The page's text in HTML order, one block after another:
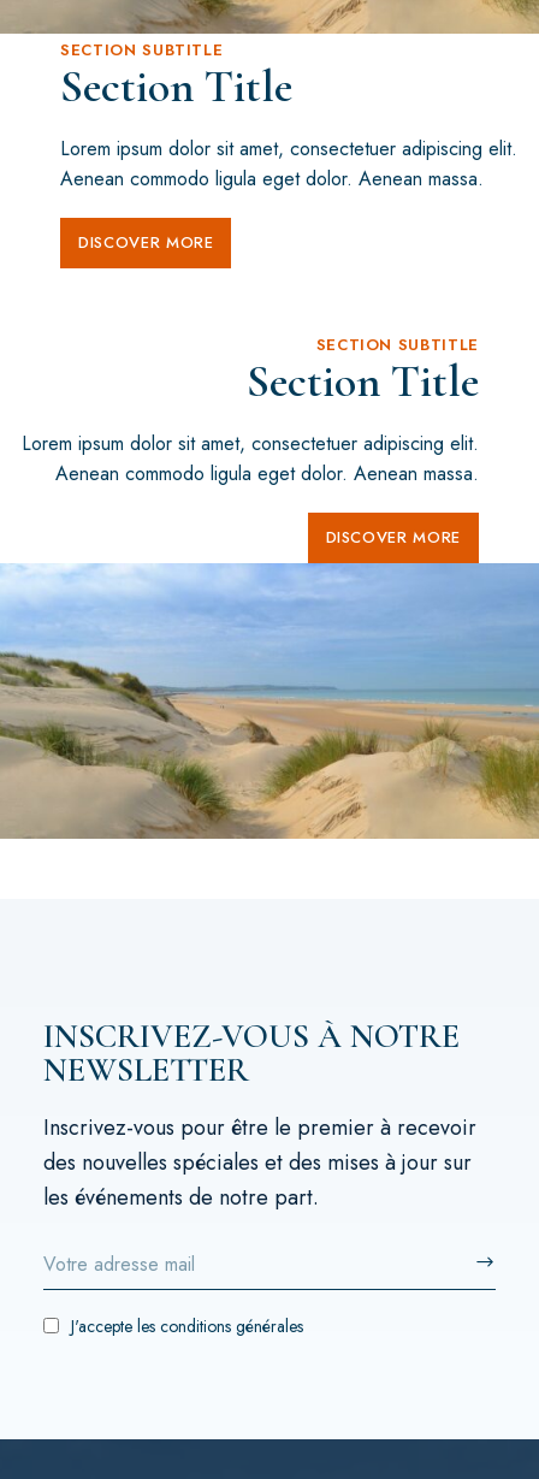
SECTION SUBTITLE
Section Title
Lorem ipsum dolor sit amet, consectetuer adipiscing elit.
Aenean commodo ligula eget dolor. Aenean massa.
DISCOVER MORE
SECTION SUBTITLE
Section Title
Lorem ipsum dolor sit amet, consectetuer adipiscing elit.
Aenean commodo ligula eget dolor. Aenean massa.
DISCOVER MORE
INSCRIVEZ-VOUS À NOTRE
NEWSLETTER
Inscrivez-vous pour être le premier à recevoir
des nouvelles spéciales et des mises à jour sur
les événements de notre part.
J'accepte les conditions générales